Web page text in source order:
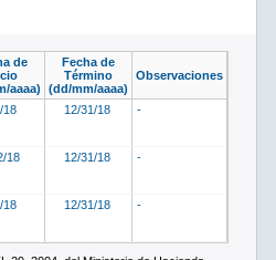
de
aaaa)
Fecha de
Término
(dd/mm/aaaa)
Observaciones
18 12/31/18 -
18 12/31/18 -
18 12/31/18 -